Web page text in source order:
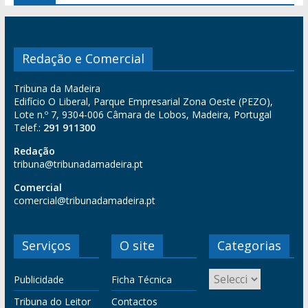
Redação e Comercial
Tribuna da Madeira
Edifício O Liberal, Parque Empresarial Zona Oeste (PEZO),
Lote n.º 7, 9304-006 Câmara de Lobos, Madeira, Portugal
Telef.: 291 911300
Redação
tribuna@tribunadamadeira.pt
Comercial
comercial@tribunadamadeira.pt
Serviços
Publicidade
Tribuna do Leitor
O site
Ficha Técnica
Contactos
Categorias